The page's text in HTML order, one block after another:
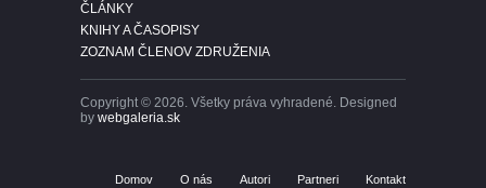
ČLÁNKY
KNIHY A ČASOPISY
ZOZNAM ČLENOV ZDRUŽENIA
Copyright © 2026. Všetky práva vyhradené. Designed
by webgaleria.sk
Domov O nás Autori Partneri Kontakt